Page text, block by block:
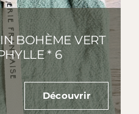
BOHÈME VERT
* 6
Découvrir